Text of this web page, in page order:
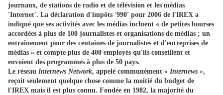
journaux, de stations de radio et de télévision et les médias
'Internet'. La déclaration d'impôts '990' pour 2006 de l'IREX a
indiqué que ses activités avec les médias incluent « de petites bourses
accordées à plus de 100 journalistes et organisations de médias ; un
entraînement pour des centaines de journalistes et d'entreprises de
médias » et compte plus de 400 employés qu'ils conseillent et
envoient des programmes à plus de 50 pays.
Le réseau Internews Network, appelé communément « Internews »,
reçoit seulement quelque chose comme la moitié du budget de
l'IREX mais il est plus connu. Fondée en 1982, la majorité du